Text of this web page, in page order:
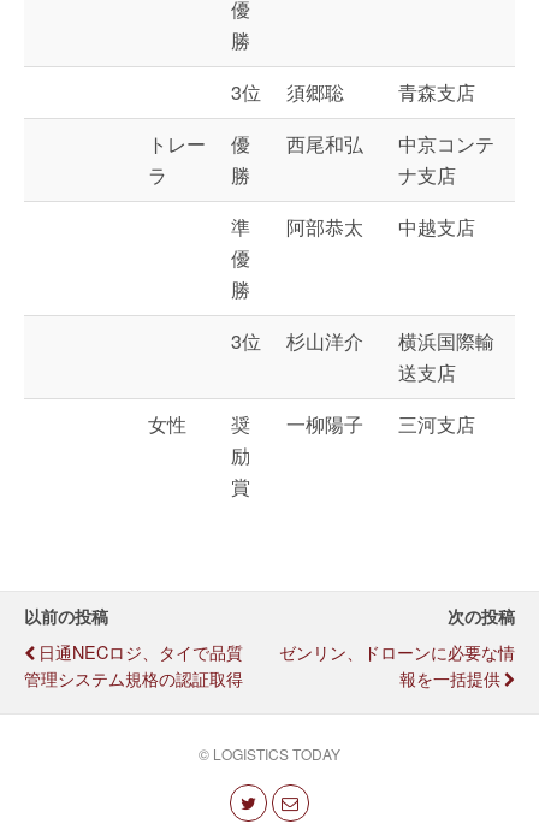
優
勝
3位 須郷聡
青森支店
トレー
ラ
優
勝
西尾和弘
中京コンテ
ナ支店
準
優
勝
阿部恭太 中越支店
3位 杉山洋介
横浜国際輸
送支店
女性
奨
励
賞
一柳陽子 三河支店
以前の投稿
日通NECロジ、タイで品質
管理システム規格の認証取得
次の投稿
ゼンリン、ドローンに必要な情
報を一括提供
© LOGISTICS TODAY